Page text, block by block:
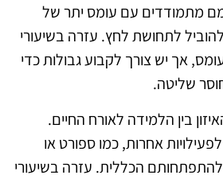
מתמודדים עם עומס יתר של
לתחושת לחץ. עזרה בשיעורי
אך יש צורך לקבוע גבולות כדי
שליטה.
בין הלמידה לאורח החיים.
אחרות, כמו ספורט או
להתפתחותם הכללית. עזרה בשיעורי